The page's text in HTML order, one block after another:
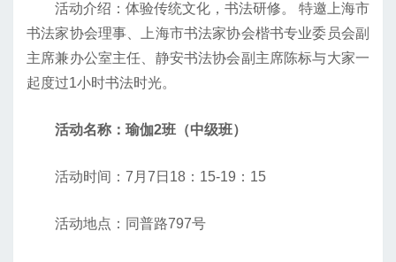
活动介绍：体验传统文化，书法研修。 特邀上海市
书法家协会理事、上海市书法家协会楷书专业委员会副
主席兼办公室主任、静安书法协会副主席陈标与大家一
起度过1小时书法时光。
活动名称：瑜伽2班（中级班）
活动时间：7月7日18：15-19：15
活动地点：同普路797号